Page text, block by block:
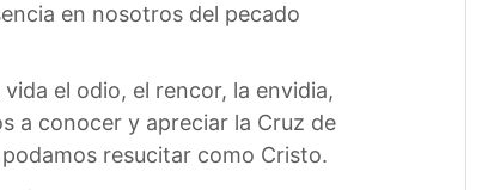
en nosotros del pecado
el odio, el rencor, la envidia,
a conocer y apreciar la Cruz de
resucitar como Cristo.